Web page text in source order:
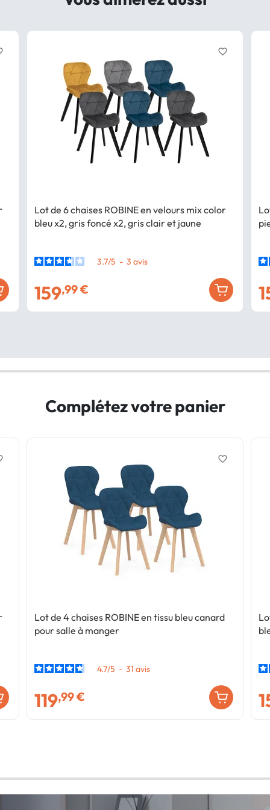
Lot de 6 chaises ROBINE en velours mix color
bleu x2, gris foncé x2, gris clair et jaune
3.7/5 - 3 avis
159,99 €
favorite_border
Complétez votre panier
Lot de 4 chaises ROBINE en tissu bleu canard
pour salle à manger
4.7/5 - 31 avis
119,99 €
favorite_border